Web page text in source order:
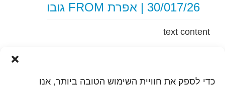
כדי לספק את חוויית השימוש הטובה ביותר, אנו
30/017/26 | אפרת FROM גובו
text content
שלח לחבר